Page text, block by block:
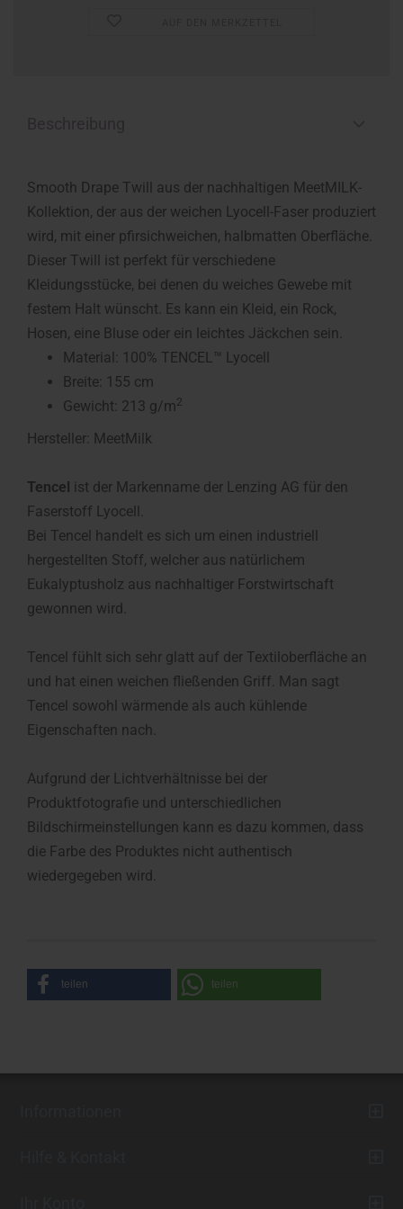
Smooth Drape Twill aus der nachhaltigen MeetMILK-
Kollektion, der aus der weichen Lyocell-Faser produziert
wird, mit einer pfirsichweichen, halbmatten Oberfläche.
Dieser Twill ist perfekt für verschiedene
Kleidungsstücke, bei denen du weiches Gewebe mit
festem Halt wünscht. Es kann ein Kleid, ein Rock,
Hosen, eine Bluse oder ein leichtes Jäckchen sein.
Material: 100% TENCEL™ Lyocell
Breite: 155 cm
Gewicht: 213 g/m2
Hersteller: MeetMilk
Tencel ist der Markenname der Lenzing AG für den
Faserstoff Lyocell.
Bei Tencel handelt es sich um einen industriell
hergestellten Stoff, welcher aus natürlichem
Eukalyptusholz aus nachhaltiger Forstwirtschaft
gewonnen wird.
Tencel fühlt sich sehr glatt auf der Textiloberfläche an
und hat einen weichen fließenden Griff. Man sagt
Tencel sowohl wärmende als auch kühlende
Eigenschaften nach.
Aufgrund der Lichtverhältnisse bei der
Produktfotografie und unterschiedlichen
Bildschirmeinstellungen kann es dazu kommen, dass
die Farbe des Produktes nicht authentisch
wiedergegeben wird.
teilen teilen